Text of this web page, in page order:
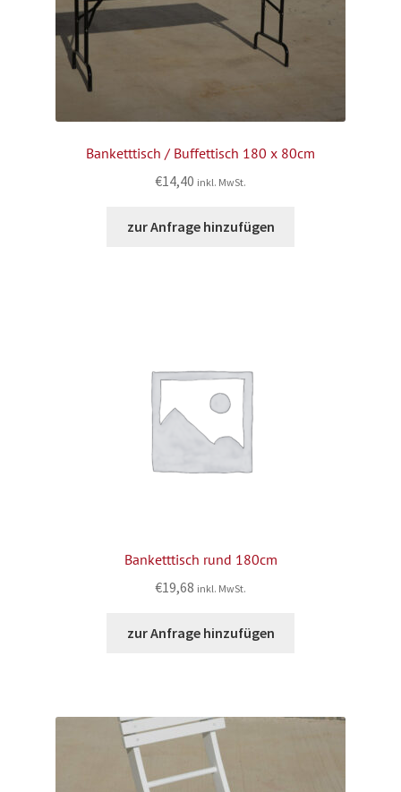
Banketttisch / Buffettisch 180 x 80cm
€14,40 inkl. MwSt.
zur Anfrage hinzufügen
Banketttisch rund 180cm
€19,68 inkl. MwSt.
zur Anfrage hinzufügen